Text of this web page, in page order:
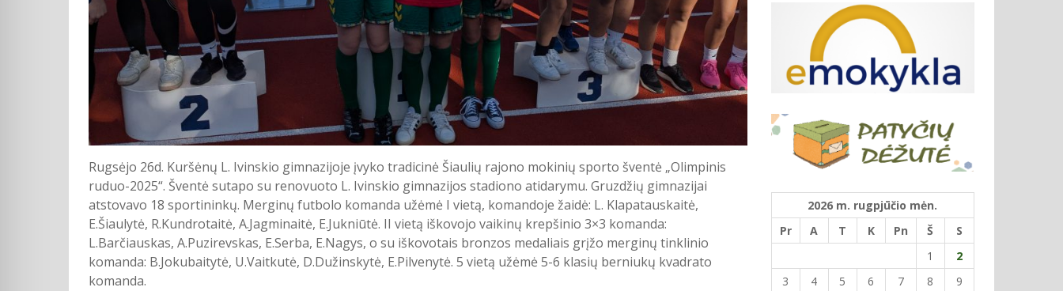
Rugsėjo 26d. Kuršėnų L. Ivinskio gimnazijoje įvyko tradicinė Šiaulių rajono mokinių sporto šventė „Olimpinis
ruduo-2025“. Šventė sutapo su renovuoto L. Ivinskio gimnazijos stadiono atidarymu. Gruzdžių gimnazijai
atstovavo 18 sportininkų. Merginų futbolo komanda užėmė I vietą, komandoje žaidė: L. Klapatauskaitė,
E.Šiaulytė, R.Kundrotaitė, A.Jagminaitė, E.Jukniūtė. II vietą iškovojo vaikinų krepšinio 3×3 komanda:
L.Barčiauskas, A.Puzirevskas, E.Serba, E.Nagys, o su iškovotais bronzos medaliais grįžo merginų tinklinio
komanda: B.Jokubaitytė, U.Vaitkutė, D.Dužinskytė, E.Pilvenytė. 5 vietą užėmė 5-6 klasių berniukų kvadrato
komanda.
2026 m. rugpjūčio mėn.
Pr
A T K Pn Š
S
1
2
3
4 5 6 7 8
9